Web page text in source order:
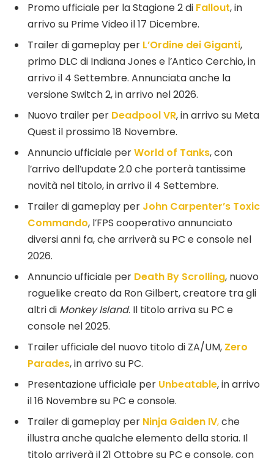
Promo ufficiale per la Stagione 2 di Fallout, in
arrivo su Prime Video il 17 Dicembre.
Trailer di gameplay per L’Ordine dei Giganti,
primo DLC di Indiana Jones e l’Antico Cerchio, in
arrivo il 4 Settembre. Annunciata anche la
versione Switch 2, in arrivo nel 2026.
Nuovo trailer per Deadpool VR, in arrivo su Meta
Quest il prossimo 18 Novembre.
Annuncio ufficiale perWorld of Tanks, con
l’arrivo dell’update 2.0 che porterà tantissime
novità nel titolo, in arrivo il 4 Settembre.
Trailer di gameplay per John Carpenter’s Toxic
Commando, l’FPS cooperativo annunciato
diversi anni fa, che arriverà su PC e console nel
2026.
Annuncio ufficiale per Death By Scrolling, nuovo
roguelike creato da Ron Gilbert, creatore tra gli
altri di Monkey Island. Il titolo arriva su PC e
console nel 2025.
Trailer ufficiale del nuovo titolo di ZA/UM, Zero
Parades, in arrivo su PC.
Presentazione ufficiale per Unbeatable, in arrivo
il 16 Novembre su PC e console.
Trailer di gameplay per Ninja Gaiden IV,che
illustra anche qualche elemento della storia. Il
titolo arriverà il 21 Ottobresu PC e console, con